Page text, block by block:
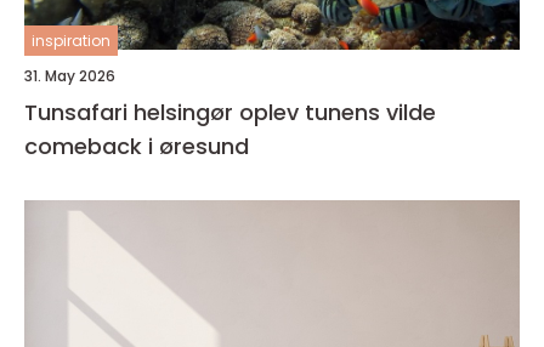
inspiration
31. May 2026
Tunsafari helsingør oplev tunens vilde
comeback i øresund